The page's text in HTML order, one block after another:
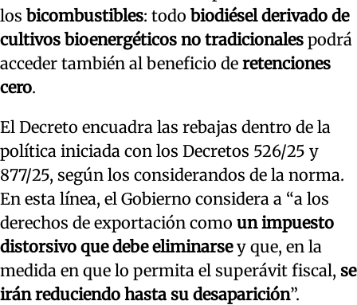
los bicombustibles: todo biodiésel derivado de
cultivos bioenergéticos no tradicionales podrá
acceder también al beneficio de retenciones
cero.
El Decreto encuadra las rebajas dentro de la
política iniciada con los Decretos 526/25 y
877/25, según los considerandos de la norma.
En esta línea, el Gobierno considera a “a los
derechos de exportación como un impuesto
distorsivo que debe eliminarsey que, en la
medida en que lo permita el superávit fiscal, se
irán reduciendo hasta su desaparición”.